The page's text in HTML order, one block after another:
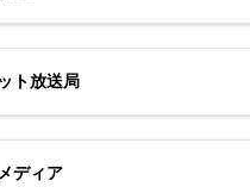
ト放送局
ディア